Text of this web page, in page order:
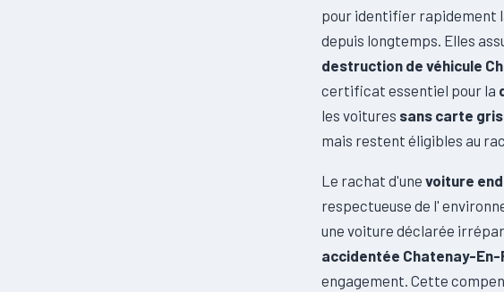
pour identifier rapidement
depuis longtemps. Elles
destruction de véhicule
certificat essentiel pour la
les voitures sans carte
mais restent éligibles au
Le rachat d'une voiture
respectueuse de l'
une voiture déclarée
accidentée Chatenay-En-
engagement. Cette